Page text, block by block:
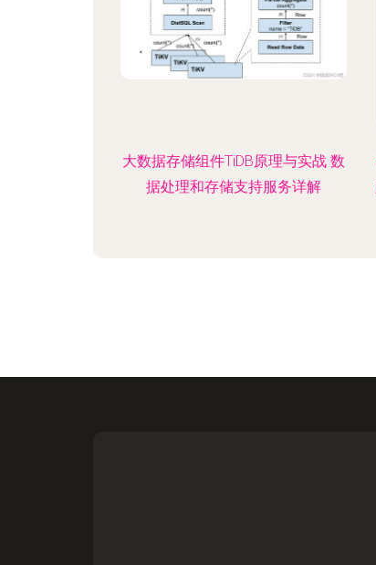
大数据存储组件TiDB原理与实战 数
据处理和存储支持服务详解